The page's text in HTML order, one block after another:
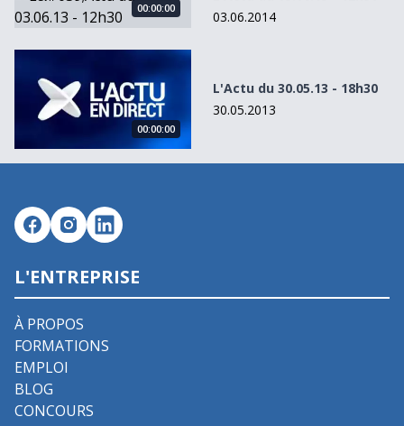
00:00:00
03.06.2014
L&#039;Actu du 30.05.13 - 18h30
00:00:00
L'Actu du 30.05.13 - 18h30
30.05.2013
L'ENTREPRISE
À PROPOS
FORMATIONS
EMPLOI
BLOG
CONCOURS